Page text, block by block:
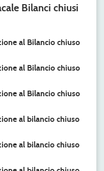
Bilanci chiusi
al Bilancio chiuso
al Bilancio chiuso
al Bilancio chiuso
al bilancio chiuso
al bilancio chiuso